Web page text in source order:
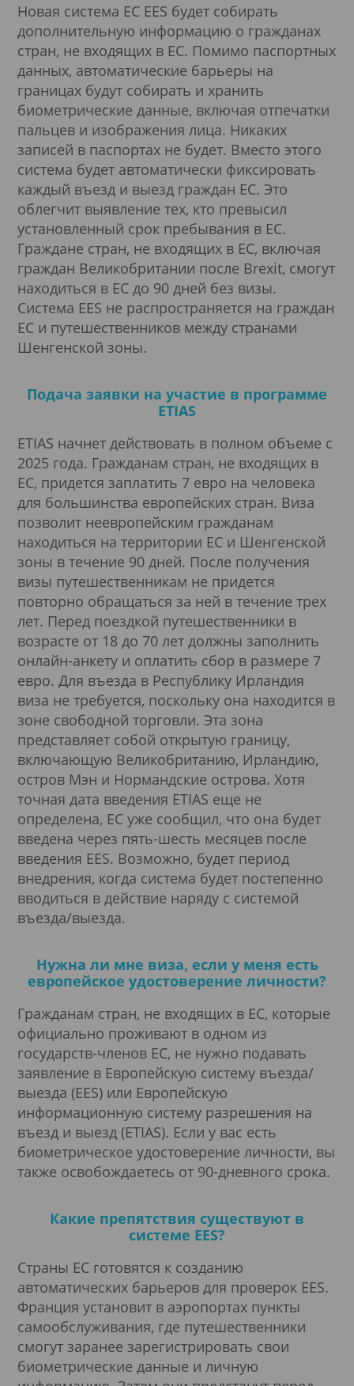
Новая система ЕС EES будет собирать
дополнительную информацию о гражданах
стран, не входящих в ЕС. Помимо паспортных
данных, автоматические барьеры на
границах будут собирать и хранить
биометрические данные, включая отпечатки
пальцев и изображения лица. Никаких
записей в паспортах не будет. Вместо этого
система будет автоматически фиксировать
каждый въезд и выезд граждан ЕС. Это
облегчит выявление тех, кто превысил
установленный срок пребывания в ЕС.
Граждане стран, не входящих в ЕС, включая
граждан Великобритании после Brexit, смогут
находиться в ЕС до 90 дней без визы.
Система EES не распространяется на граждан
ЕС и путешественников между странами
Шенгенской зоны.
Подача заявки на участие в программе
ETIAS
ETIAS начнет действовать в полном объеме с
2025 года. Гражданам стран, не входящих в
ЕС, придется заплатить 7 евро на человека
для большинства европейских стран. Виза
позволит неевропейским гражданам
находиться на территории ЕС и Шенгенской
зоны в течение 90 дней. После получения
визы путешественникам не придется
повторно обращаться за ней в течение трех
лет. Перед поездкой путешественники в
возрасте от 18 до 70 лет должны заполнить
онлайн-анкету и оплатить сбор в размере 7
евро. Для въезда в Республику Ирландия
виза не требуется, поскольку она находится в
зоне свободной торговли. Эта зона
представляет собой открытую границу,
включающую Великобританию, Ирландию,
остров Мэн и Нормандские острова. Хотя
точная дата введения ETIAS еще не
определена, ЕС уже сообщил, что она будет
введена через пять-шесть месяцев после
введения EES. Возможно, будет период
внедрения, когда система будет постепенно
вводиться в действие наряду с системой
въезда/выезда.
Нужна ли мне виза, если у меня есть
европейское удостоверение личности?
Гражданам стран, не входящих в ЕС, которые
официально проживают в одном из
государств-членов ЕС, не нужно подавать
заявление в Европейскую систему въезда/
выезда (EES) или Европейскую
информационную систему разрешения на
въезд и выезд (ETIAS). Если у вас есть
биометрическое удостоверение личности, вы
также освобождаетесь от 90-дневного срока.
Какие препятствия существуют в
системе EES?
Страны ЕС готовятся к созданию
автоматических барьеров для проверок EES.
Франция установит в аэропортах пункты
самообслуживания, где путешественники
смогут заранее зарегистрировать свои
биометрические данные и личную